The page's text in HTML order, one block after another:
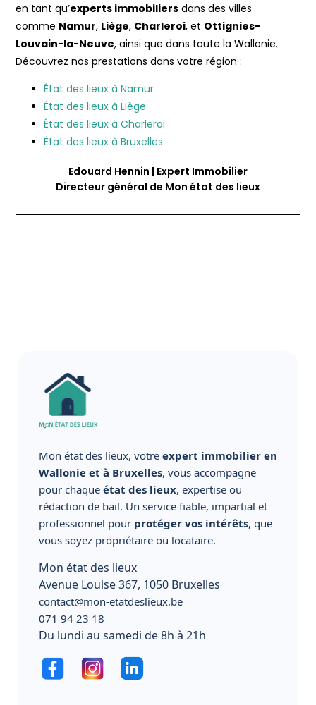
en tant qu’experts immobiliers dans des villes
comme Namur, Liège, Charleroi, et Ottignies-
Louvain-la-Neuve, ainsi que dans toute la Wallonie.
Découvrez nos prestations dans votre région :
État des lieux à Namur
État des lieux à Liège
État des lieux à Charleroi
État des lieux à Bruxelles
Edouard Hennin | Expert Immobilier
Directeur général de Mon état des lieux
Mon état des lieux, votre expert immobilier en
Wallonie et à Bruxelles, vous accompagne
pour chaque état des lieux, expertise ou
rédaction de bail. Un service fiable, impartial et
professionnel pour protéger vos intérêts, que
vous soyez propriétaire ou locataire.
Mon état des lieux
Avenue Louise 367, 1050 Bruxelles
contact@mon-etatdeslieux.be
071 94 23 18
Du lundi au samedi de 8h à 21h